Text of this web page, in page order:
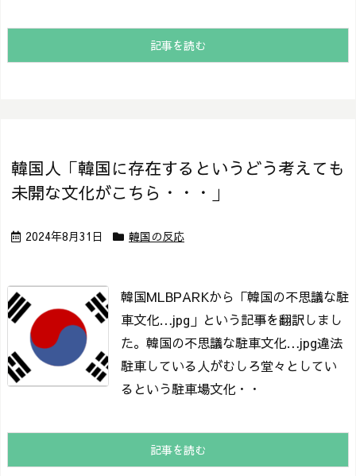
記事を読む
韓国人「韓国に存在するというどう考えても
未開な文化がこちら・・・」
2024年8月31日 韓国の反応
韓国MLBPARKから「韓国の不思議な駐
車文化…jpg」という記事を翻訳しまし
た。 韓国の不思議な駐車文化…jpg違法
駐車している人がむしろ堂々としてい
るという駐車場文化・・
記事を読む